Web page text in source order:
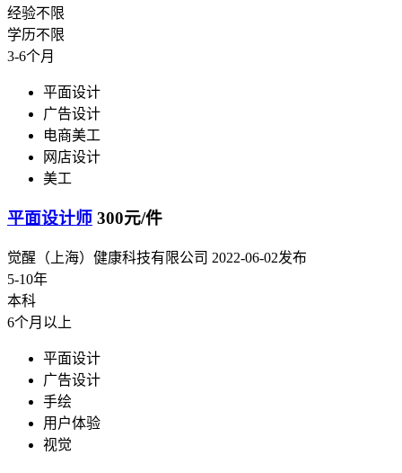
经验不限
学历不限
3-6个月
平面设计
广告设计
电商美工
网店设计
美工
平面设计师 300元/件
觉醒（上海）健康科技有限公司 2022-06-02发布
5-10年
本科
6个月以上
平面设计
广告设计
手绘
用户体验
视觉